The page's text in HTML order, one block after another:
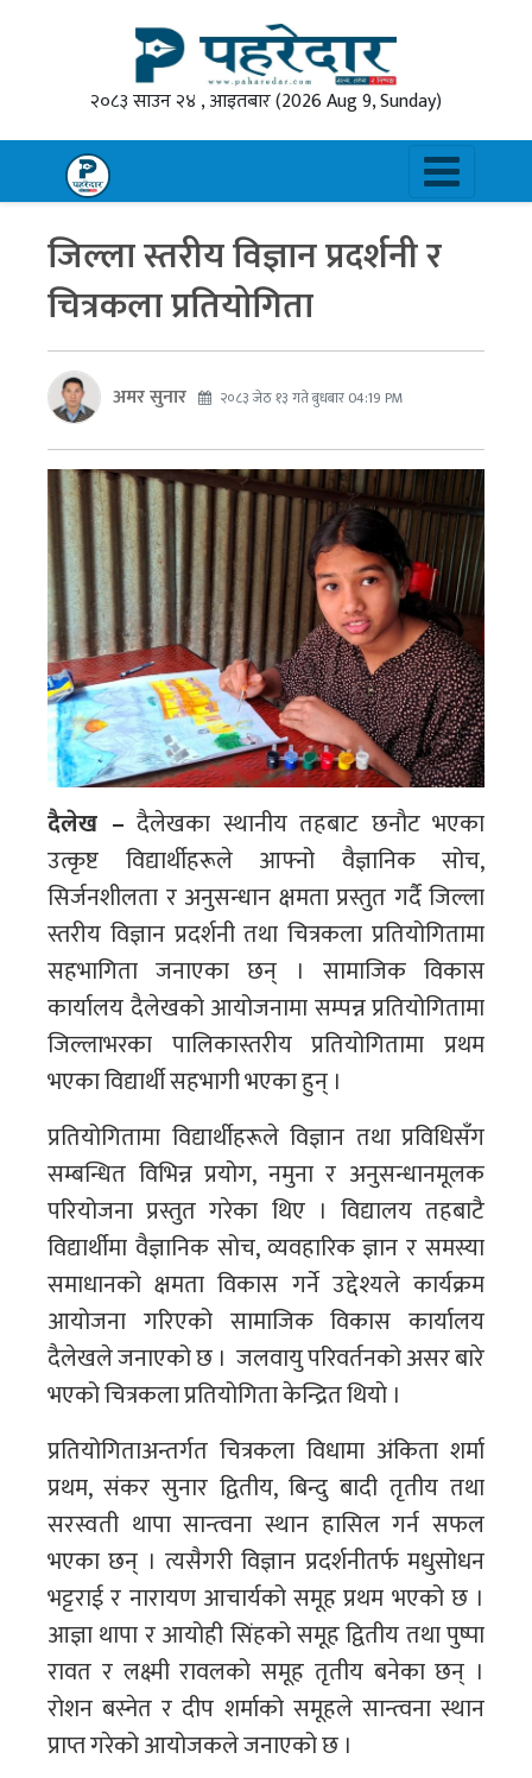
२०८३ साउन २४ , आइतबार(2026 Aug 9, Sunday)
जिल्ला स्तरीय विज्ञान प्रदर्शनी र
चित्रकला प्रतियोगिता
अमर सुनार २०८३ जेठ १३ गते बुधबार 04:19 PM
दैलेख – दैलेखका स्थानीय तहबाट छनाै‌ट भएका
उत्कृष्ट विद्यार्थीहरूले आफ्नो वैज्ञानिक सोच,
सिर्जनशीलता र अनुसन्धान क्षमता प्रस्तुत गर्दै जिल्ला
स्तरीय विज्ञान प्रदर्शनी तथा चित्रकला प्रतियोगितामा
सहभागिता जनाएका छन् । सामाजिक विकास
कार्यालय दैलेखको आयोजनामा सम्पन्न प्रतियोगितामा
जिल्लाभरका पालिकास्तरीय प्रतियोगितामा प्रथम
भएका विद्यार्थी सहभागी भएका हुन् ।
प्रतियोगितामा विद्यार्थीहरूले विज्ञान तथा प्रविधिसँग
सम्बन्धित विभिन्न प्रयोग, नमुना र अनुसन्धानमूलक
परियोजना प्रस्तुत गरेका थिए । विद्यालय तहबाटै
विद्यार्थीमा वैज्ञानिक सोच, व्यवहारिक ज्ञान र समस्या
समाधानको क्षमता विकास गर्ने उद्देश्यले कार्यक्रम
आयोजना गरिएको सामाजिक विकास कार्यालय
दैलेखले जनाएको छ । जलवायु परिवर्तनको असर बारे
भएको चित्रकला प्रतियोगिता केन्द्रित थियाे‍ ।
प्रतियोगिताअन्तर्गत चित्रकला विधामा अंकिता शर्मा
प्रथम, संकर सुनार द्वितीय, बिन्दु बादी तृतीय तथा
सरस्वती थापा सान्त्वना स्थान हासिल गर्न सफल
भएका छन् । त्यसैगरी विज्ञान प्रदर्शनीतर्फ मधुसोधन
भट्टराई र नारायण आचार्यको समूह प्रथम भएको छ ।
आज्ञा थापा र आयोही सिंहको समूह द्वितीय तथा पुष्पा
रावत र लक्ष्मी रावलको समूह तृतीय बनेका छन् ।
रोशन बस्नेत र दीप शर्माको समूहले सान्त्वना स्थान
प्राप्त गरेको आयोजकले जनाएको छ ।